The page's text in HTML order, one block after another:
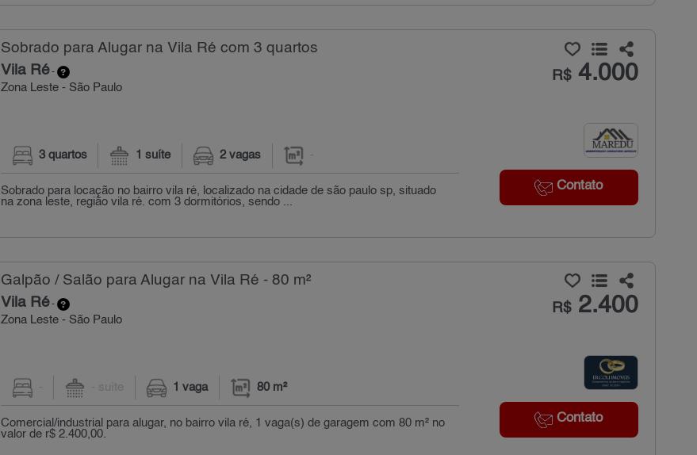
Sobrado para Alugar na Vila Ré com 3 quartos
Vila Ré-
Zona Leste - São Paulo
R$4.000
Contato
3 quartos 1 suíte 2 vagas -
Sobrado para locação no bairro vila ré, localizado na cidade de são paulo sp, situado
na zona leste, região vila ré. com 3 dormitórios, sendo ...
Galpão / Salão para Alugar na Vila Ré - 80 m²
Vila Ré-
Zona Leste - São Paulo
R$2.400
Contato
- - suíte 1 vaga 80 m²
Comercial/industrial para alugar, no bairro vila ré, 1 vaga(s) de garagem com 80 m² no
valor de r$ 2.400,00.